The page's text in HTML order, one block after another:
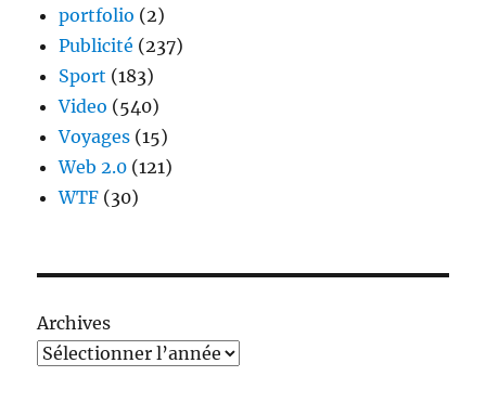
portfolio (2)
Publicité (237)
Sport (183)
Video (540)
Voyages (15)
Web 2.0 (121)
WTF (30)
Archives